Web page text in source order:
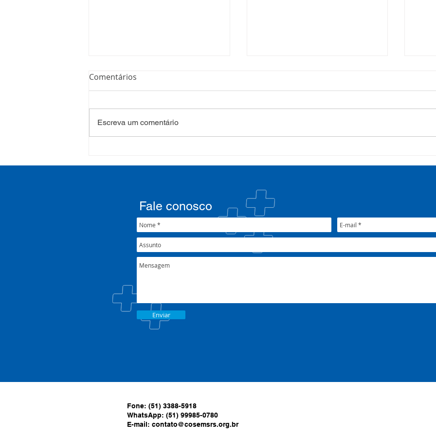
formação sobre saúde
crise climática
SETEC, realiza Assembleia e
CIB/RS
Comentários
Escreva um comentário
Enviar
Fale conosco
Fone: (51) 3388-5918
WhatsApp: (51) 99985-0780
E-mail: contato@cosemsrs.org.br